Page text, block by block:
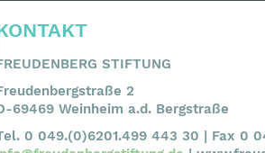
STIFTUNG
2
69469 Weinheim a.d. Bergstraße
0 049.(0)6201.499 443 30 | Fax 0